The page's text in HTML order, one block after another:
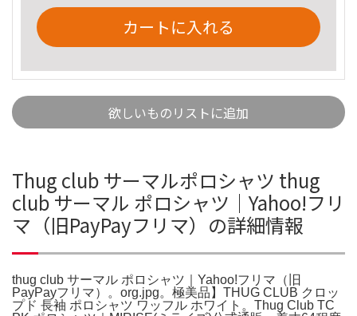
カートに入れる
欲しいものリストに追加
Thug club サーマルポロシャツ thug
club サーマル ポロシャツ｜Yahoo!フリ
マ（旧PayPayフリマ）の詳細情報
thug club サーマル ポロシャツ｜Yahoo!フリマ（旧
PayPayフリマ）。org.jpg。極美品】THUG CLUB クロッ
プド 長袖 ポロシャツ ワッフル ホワイト。Thug Club TC